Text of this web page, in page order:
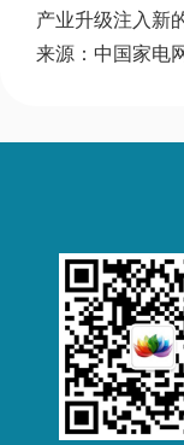
产业升级注入新
来源：中国家电